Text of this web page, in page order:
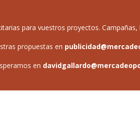
para vuestros proyectos. Campañas,
propuestas en
en